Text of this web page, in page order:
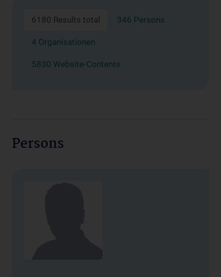
6180 Results total 346 Persons
4 Organisationen
5830 Website-Contents
Persons